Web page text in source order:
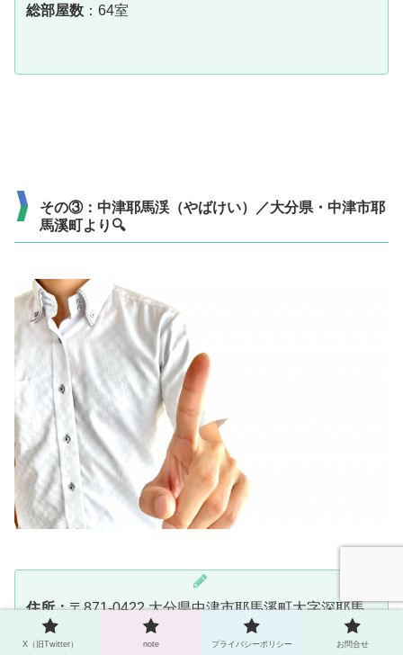
総部屋数 ：64室
その③：中津耶馬渓（やばけい）／大分県・中津市耶
馬溪町より🔍
住所：〒871-0422 大分県中津市耶馬溪町大字深耶馬
3152
X（旧Twitter） note プライバシーポリシー お問合せ